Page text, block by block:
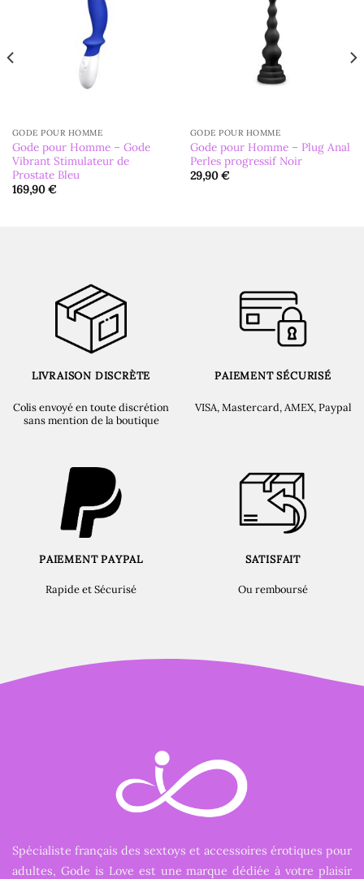
GODE POUR HOMME
Gode pour Homme – Gode
Vibrant Stimulateur de
Prostate Bleu
169,90€
GODE POUR HOMME
Gode pour Homme – Plug Anal
Perles progressif Noir
29,90€
LIVRAISON DISCRÈTE
Colis envoyé en toute discrétion
sans mention de la boutique
PAIEMENT SÉCURISÉ
VISA, Mastercard, AMEX, Paypal
PAIEMENT PAYPAL
Rapide et Sécurisé
SATISFAIT
Ou remboursé
Spécialiste français des sextoys et accessoires érotiques pour
adultes, Gode is Love est une marque dédiée à votre plaisir